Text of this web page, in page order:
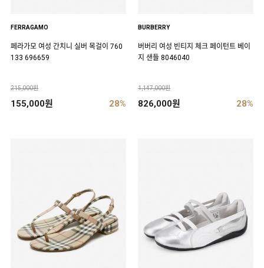
FERRAGAMO
페라가모 여성 간치니 실버 목걸이 760
133 696659
215,000원
155,000원 28%
BURBERRY
버버리 여성 빈티지 체크 페이턴트 베이
지 샌들 8046040
1,147,000원
826,000원 28%